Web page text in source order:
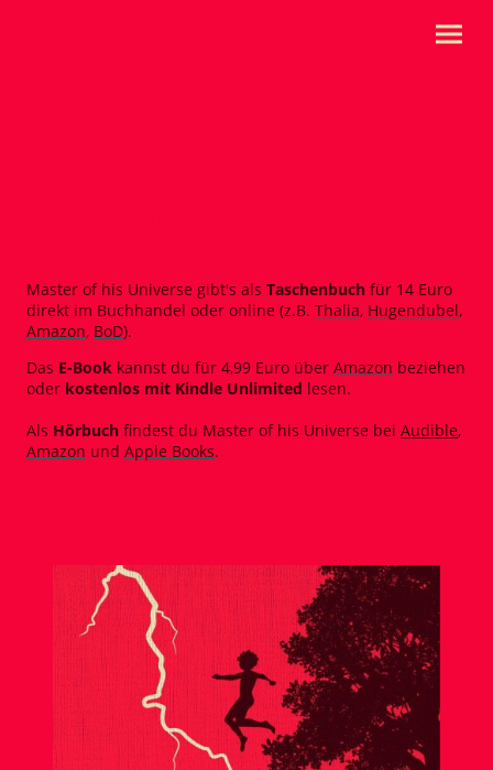
Master of his Universe gibt's als Taschenbuch für 14 Euro
direkt im Buchhandel oder online (z.B. Thalia, Hugendubel,
Amazon, BoD).
Das E-Book kannst du für 4,99 Euro über Amazon beziehen
oder kostenlos mit Kindle Unlimited lesen.
Als Hörbuch findest du Master of his Universe bei Audible,
Amazon und Apple Books.